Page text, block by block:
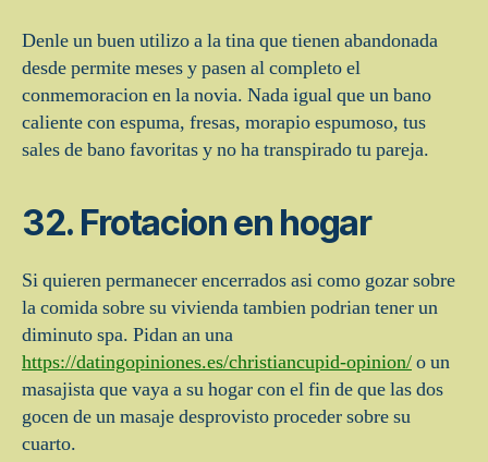
Denle un buen utilizo a la tina que tienen abandonada
desde permite meses y pasen al completo el
conmemoracion en la novia. Nada igual que un bano
caliente con espuma, fresas, morapio espumoso, tus
sales de bano favoritas y no ha transpirado tu pareja.
32. Frotacion en hogar
Si quieren permanecer encerrados asi­ como gozar sobre
la comida sobre su vivienda tambien podri­an tener un
diminuto spa. Pidan an una
https://datingopiniones.es/christiancupid-opinion/o un
masajista que vaya a su hogar con el fin de que las dos
gocen de un masaje desprovisto proceder sobre su
cuarto.